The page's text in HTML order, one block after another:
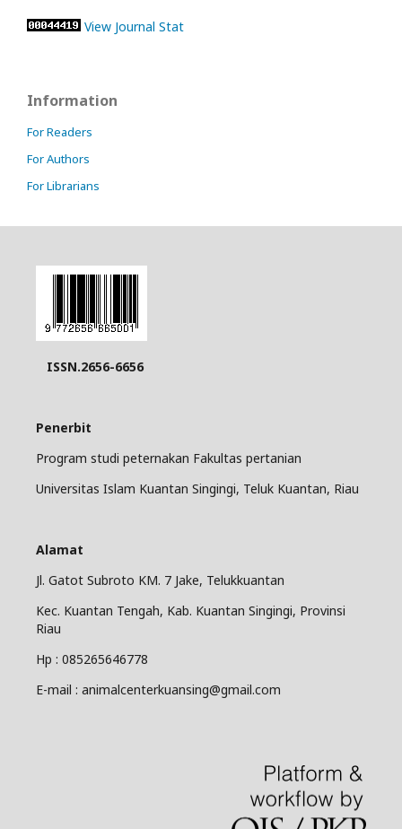
View Journal Stat
Information
For Readers
For Authors
For Librarians
ISSN.2656-6656
Penerbit
Program studi peternakan Fakultas pertanian
Universitas Islam Kuantan Singingi, Teluk Kuantan, Riau
Alamat
Jl. Gatot Subroto KM. 7 Jake, Telukkuantan
Kec. Kuantan Tengah, Kab. Kuantan Singingi, Provinsi
Riau
Hp : 085265646778
E-mail : animalcenterkuansing@gmail.com